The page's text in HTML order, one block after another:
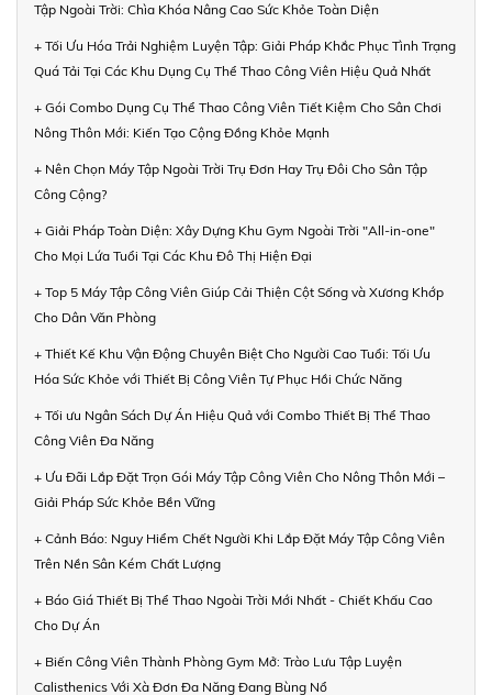
Tập Ngoài Trời: Chìa Khóa Nâng Cao Sức Khỏe Toàn Diện
+ Tối Ưu Hóa Trải Nghiệm Luyện Tập: Giải Pháp Khắc Phục Tình Trạng
Quá Tải Tại Các Khu Dụng Cụ Thể Thao Công Viên Hiệu Quả Nhất
+ Gói Combo Dụng Cụ Thể Thao Công Viên Tiết Kiệm Cho Sân Chơi
Nông Thôn Mới: Kiến Tạo Cộng Đồng Khỏe Mạnh
+ Nên Chọn Máy Tập Ngoài Trời Trụ Đơn Hay Trụ Đôi Cho Sân Tập
Công Cộng?
+ Giải Pháp Toàn Diện: Xây Dựng Khu Gym Ngoài Trời "All-in-one"
Cho Mọi Lứa Tuổi Tại Các Khu Đô Thị Hiện Đại
+ Top 5 Máy Tập Công Viên Giúp Cải Thiện Cột Sống và Xương Khớp
Cho Dân Văn Phòng
+ Thiết Kế Khu Vận Động Chuyên Biệt Cho Người Cao Tuổi: Tối Ưu
Hóa Sức Khỏe với Thiết Bị Công Viên Tự Phục Hồi Chức Năng
+ Tối ưu Ngân Sách Dự Án Hiệu Quả với Combo Thiết Bị Thể Thao
Công Viên Đa Năng
+ Ưu Đãi Lắp Đặt Trọn Gói Máy Tập Công Viên Cho Nông Thôn Mới –
Giải Pháp Sức Khỏe Bền Vững
+ Cảnh Báo: Nguy Hiểm Chết Người Khi Lắp Đặt Máy Tập Công Viên
Trên Nền Sân Kém Chất Lượng
+ Báo Giá Thiết Bị Thể Thao Ngoài Trời Mới Nhất - Chiết Khấu Cao
Cho Dự Án
+ Biến Công Viên Thành Phòng Gym Mở: Trào Lưu Tập Luyện
Calisthenics Với Xà Đơn Đa Năng Đang Bùng Nổ